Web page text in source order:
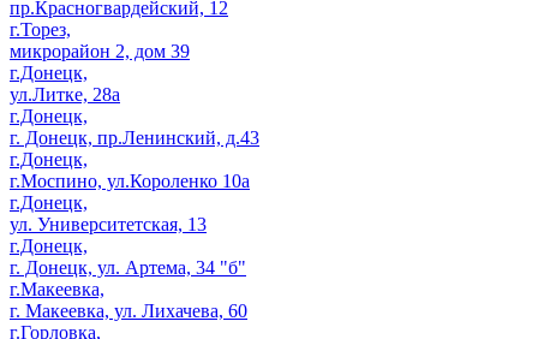
пр.Красногвардейский, 12
г.Торез,
микрорайон 2, дом 39
г.Донецк,
ул.Литке, 28а
г.Донецк,
г. Донецк, пр.Ленинский, д.43
г.Донецк,
г.Моспино, ул.Короленко 10а
г.Донецк,
ул. Университетская, 13
г.Донецк,
г. Донецк, ул. Артема, 34 "б"
г.Макеевка,
г. Макеевка, ул. Лихачева, 60
г.Горловка,